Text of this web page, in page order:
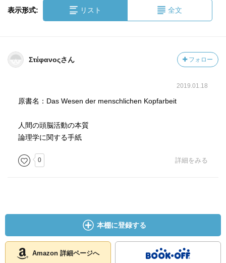
表示形式: リスト 全文
Στέφανοςさん フォロー
2019.01.18
原書名：Das Wesen der menschlichen Kopfarbeit
人間の頭脳活動の本質
論理学に関する手紙
0 詳細をみる
本棚に登録する
Amazon 詳細ページへ